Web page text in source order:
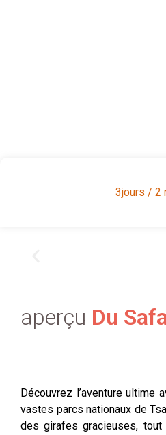
3jours / 2
aperçu Du
Découvrez l’aventure ultime
vastes parcs nationaux de
des girafes gracieuses, tout